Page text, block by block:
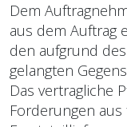
Dem
aus dem Auftrag
den aufgrund
gelangten
Das vertragliche
Forderungen